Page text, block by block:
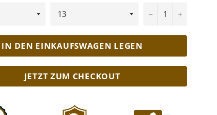
− +
IN DEN EINKAUFSWAGEN LEGEN
JETZT ZUM CHECKOUT